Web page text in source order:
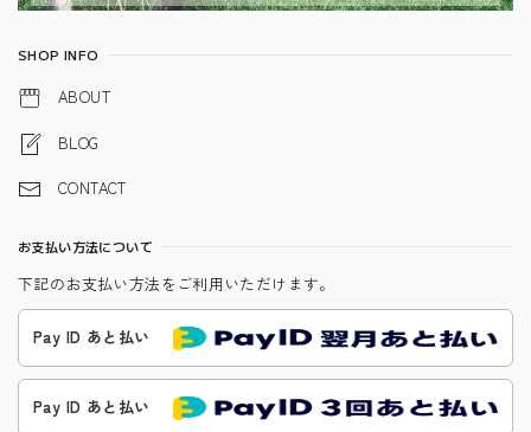
SHOP INFO
ABOUT
BLOG
CONTACT
お支払い方法について
下記のお支払い方法をご利用いただけます。
Pay ID あと払い
Pay ID あと払い